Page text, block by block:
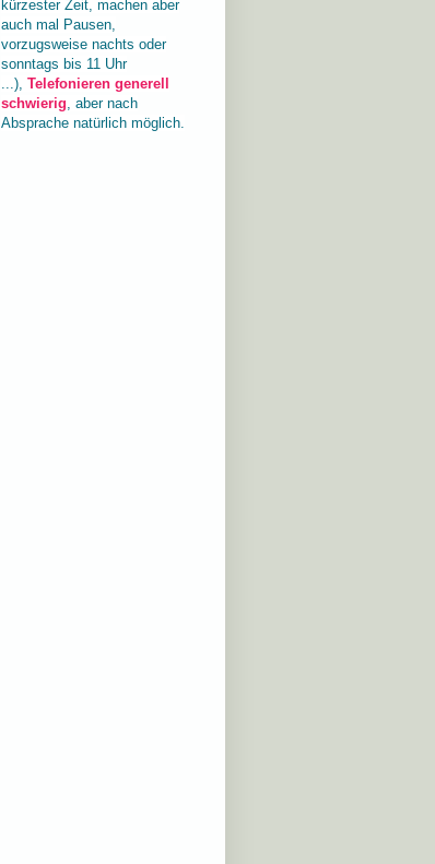
kürzester Zeit, machen aber
auch mal Pausen,
vorzugsweise nachts oder
sonntags bis 11 Uhr
...), Telefonieren generell
schwierig, aber nach
Absprache natürlich möglich.